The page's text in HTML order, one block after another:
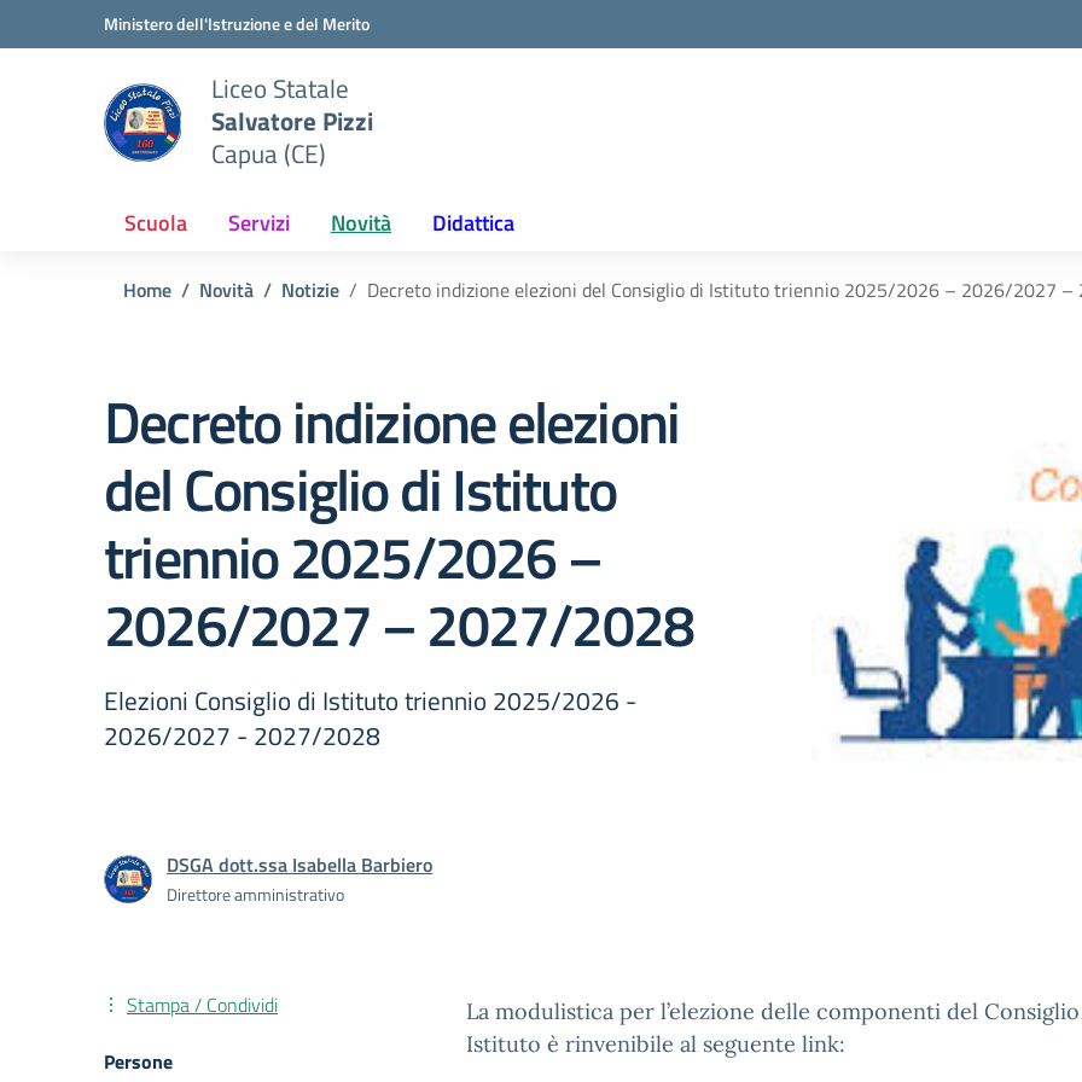
Vai ai contenuti
Vai al menu di navigazioneMinistero dell'Istruzione e del Merito
Liceo Statale
Salvatore Pizzi
Capua (CE)
Scuola Servizi Novità Didattica
Home Novità Notizie Decreto indizione elezioni del Consiglio di Istituto triennio 2025/2026 – 2026/2027
Decreto indizione elezioni
del Consiglio di Istituto
triennio 2025/2026 –
2026/2027 – 2027/2028
Elezioni Consiglio di Istituto triennio 2025/2026 -
2026/2027 - 2027/2028
DSGA dott.ssa Isabella Barbiero
Direttore amministrativo
La modulistica per l’elezione delle componenti del
Istituto è rinvenibile al seguente link:
Stampa / Condividi
Persone